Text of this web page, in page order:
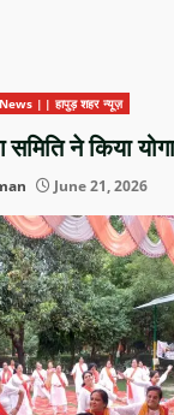
|| हापुड़ शहर न्यूज़
ने किया योगा
June 21, 2026